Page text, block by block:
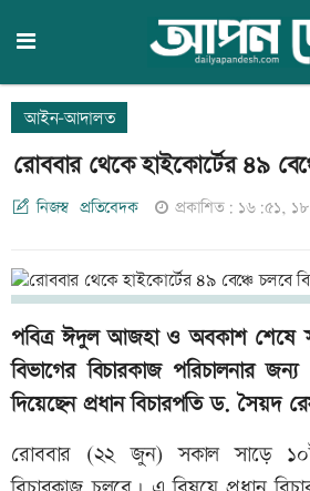
আইন-আদালত
রোববার থেকে হাইকোর্টের ৪৯
নিজস্ব প্রতিবেদক প্রকাশিত: ১৬:৫১,
পবিত্র ঈদুল আজহা ও অবকাশ শেষে
বিভাগের বিচারকাজ পরিচালনার
দিয়েছেন প্রধান বিচারপতি ড. সৈয়দ
রোববার (২২ জুন) সকাল সাড়ে